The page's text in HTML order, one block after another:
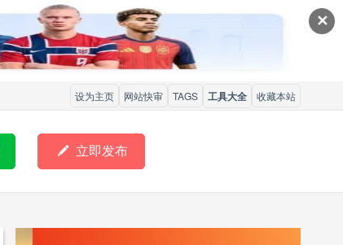
✕
设为主页 网站快审 TAGS 工具大全 收藏本站
 立即发布